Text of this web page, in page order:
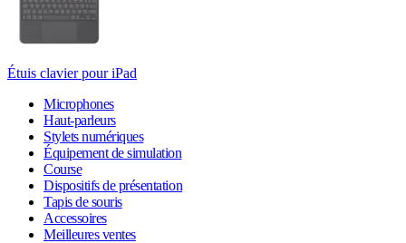
Étuis clavier pour iPad
Microphones
Haut-parleurs
Stylets numériques
Équipement de simulation
Course
Dispositifs de présentation
Tapis de souris
Accessoires
Meilleures ventes